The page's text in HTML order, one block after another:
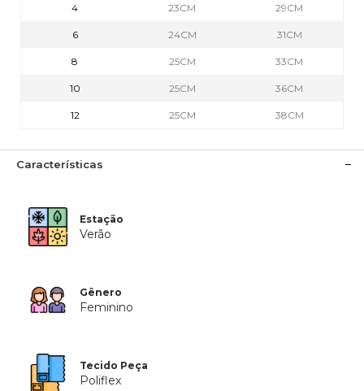
4 23CM 29CM
6 24CM 31CM
8 25CM 33CM
10 25CM 36CM
12 25CM 38CM
Características
Estação
Verão
Gênero
Feminino
Tecido Peça
Poliflex